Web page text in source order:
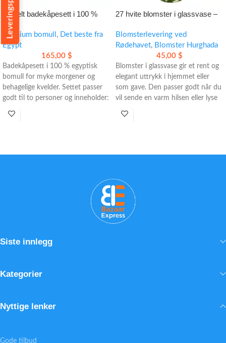
10-delt badekåpesett i 100 %
egyptisk bomull
Premium bomull ,
Det beste fra
Egypt
165,00 $
Badekåpesett i 100 % egyptisk
bomull for myke morgener og
behagelige kvelder. Settet passer
godt til to personer og inneholder:
27 hvite blomster i glassvase –
uttrykk
Blomsterlevering ved
Rødehavet, Blomster Hurghada
45,00 $
Blomster i glassvase gir et rent og
elegant uttrykk i hjemmet eller
som gave. Den passer godt når du
vil sende en varm hilsen eller lyse
Siste innlegg
Kategorier
Nyttige lenker
Gode tilbud